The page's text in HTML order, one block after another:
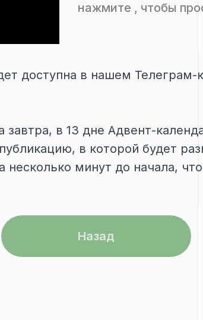
нажмите , чтобы
доступна в нашем Телеграм-
в 13 дне Адвент-
в которой будет
минут до начала,
Назад